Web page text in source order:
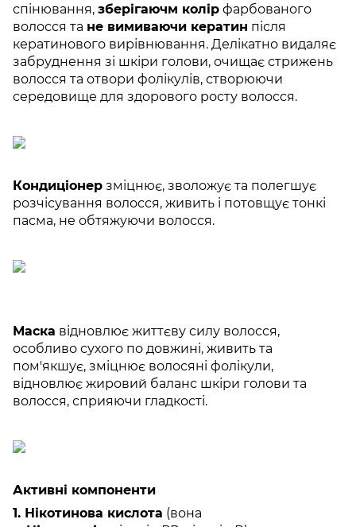
спінювання, зберігаючм колір фарбованого
волосся та не вимиваючи кератин після
кератинового вирівнювання. Делікатно видаляє
забруднення зі шкіри голови, очищає стрижень
волосся та отвори фолікулів, створюючи
середовище для здорового росту волосся.
Кондиціонер зміцнює, зволожує та полегшує
розчісування волосся, живить і потовщує тонкі
пасма, не обтяжуючи волосся.
Маска відновлює життєву силу волосся,
особливо сухого по довжині, живить та
пом'якшує, зміцнює волосяні фолікули,
відновлює жировий баланс шкіри голови та
волосся, сприяючи гладкості.
Активні компоненти
1. Нікотинова кислота (вона